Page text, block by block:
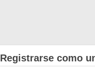
Registrarse como